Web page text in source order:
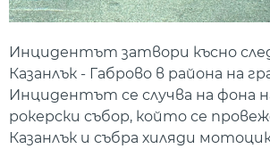
Инцидентът затвори късно
Казанлък - Габрово в района на
Инцидентът се случва на фона
рокерски събор, който се
Казанлък и събра хиляди